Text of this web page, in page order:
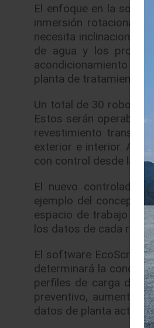
El enfoque en la
inmersión rotacional
necesita inclinaciones
de agua y los
acondicionamiento
planta de tratamiento
Un total de 30 robots
Estos serán operables
revestimiento
exterior e interior.
con control desde la
El nuevo controlador
ejemplo del concepto
espacio de trabajo y la
los datos de cada
El software EcoScreen
determinará la
perfiles de carga de
preventivo,
datos de planta